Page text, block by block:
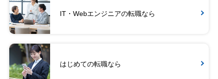
IT・Webエンジニアの転職なら
はじめての転職なら